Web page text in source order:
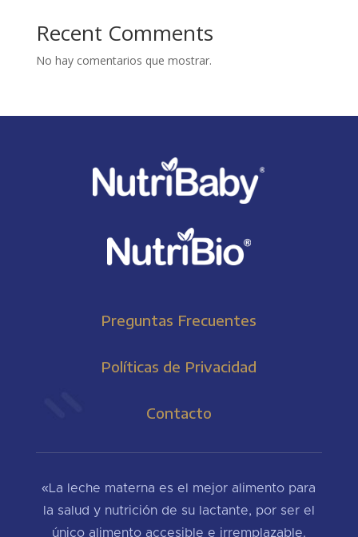
Recent Comments
No hay comentarios que mostrar.
Preguntas Frecuentes
Políticas de Privacidad
Contacto
«La leche materna es el mejor alimento para
la salud y nutrición de su lactante, por ser el
único alimento accesible e irremplazable.